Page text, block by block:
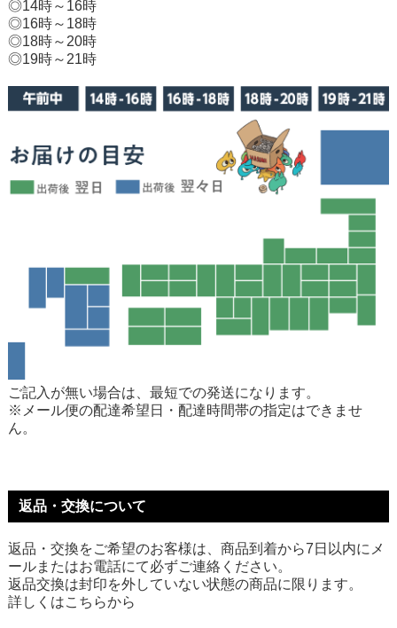
◎14時～16時
◎16時～18時
◎18時～20時
◎19時～21時
ご記入が無い場合は、最短での発送になります。
※メール便の配達希望日・配達時間帯の指定はできませ
ん。
返品・交換について
返品・交換をご希望のお客様は、商品到着から7日以内にメ
ールまたはお電話にて必ずご連絡ください。
返品交換は封印を外していない状態の商品に限ります。
詳しくはこちらから